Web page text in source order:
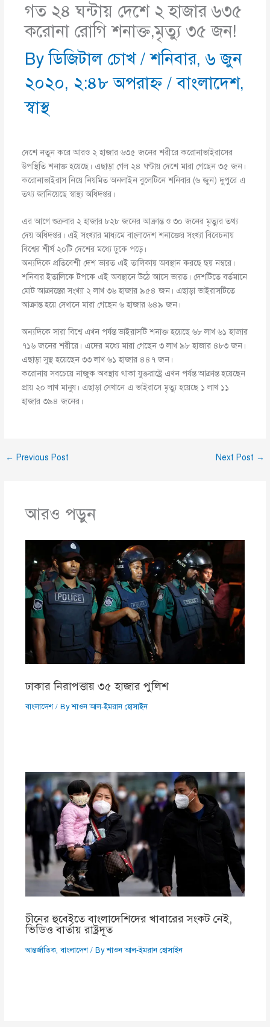
গত ২৪ ঘন্টায় দেশে ২ হাজার ৬৩৫
করোনা রোগি শনাক্ত,মৃত্যু ৩৫ জন!
Byডিজিটাল চোখ/শনিবার, ৬ জুন
২০২০, ২:৪৮ অপরাহ্ণ/বাংলাদেশ,
স্বাস্থ
দেশে নতুন করে আরও ২ হাজার ৬৩৫ জনের শরীরে করোনাভাইরাসের
উপস্থিতি শনাক্ত হয়েছে। এছাড়া গেল ২৪ ঘণ্টায় দেশে মারা গেছেন ৩৫ জন।
করোনাভাইরাস নিয়ে নিয়মিত অনলাইন বুলেটিনে শনিবার (৬ জুন) দুপুরে এ
তথ্য জানিয়েছে স্বাস্থ্য অধিদপ্তর।
এর আগে শুক্রবার ২ হাজার ৮২৮ জনের আক্রান্ত ও ৩০ জনের মৃত্যুর তথ্য
দেয় অধিদপ্তর। এই সংখ্যার মাধ্যমে বাংলাদেশ শনাক্তের সংখ্যা বিবেচনায়
বিশ্বের শীর্ষ ২০টি দেশের মধ্যে ঢুকে পড়ে।
অন্যদিকে প্রতিবেশী দেশ ভারত এই তালিকায় অবস্থান করছে ছয় নম্বরে।
শনিবার ইতালিকে টপকে এই অবস্থানে উঠে আসে ভারত। দেশটিতে বর্তমানে
মোট আক্রান্তের সংখ্যা ২ লাখ ৩৬ হাজার ৯৫৪ জন। এছাড়া ভাইরাসটিতে
আক্রান্ত হয়ে সেখানে মারা গেছেন ৬ হাজার ৬৪৯ জন।
অন্যদিকে সারা বিশ্বে এখন পর্যন্ত ভাইরাসটি শনাক্ত হয়েছে ৬৮ লাখ ৬১ হাজার
৭১৬ জনের শরীরে। এদের মধ্যে মারা গেছেন ৩ লাখ ৯৮ হাজার ৪৮৩ জন।
এছাড়া সুস্থ হয়েছেন ৩৩ লাখ ৬১ হাজার ৪৪৭ জন।
করোনায় সবচেয়ে নাজুক অবস্থায় থাকা যুক্তরাষ্ট্রে এখন পর্যন্ত আক্রান্ত হয়েছেন
প্রায় ২০ লাখ মানুষ। এছাড়া সেখানে এ ভাইরাসে মৃত্যু হয়েছে ১ লাখ ১১
হাজার ৩৯৪ জনের।
← Previous Post Next Post →
আরও পড়ুন
ঢাকার নিরাপত্তায় ৩৫ হাজার পুলিশ
বাংলাদেশ/ Byশাওন আল-ইমরান হোসাইন
চীনের হুবেইতে বাংলাদেশিদের খাবারের সংকট নেই,
ভিডিও বার্তায় রাষ্ট্রদূত
আন্তর্জাতিক,বাংলাদেশ/ Byশাওন আল-ইমরান হোসাইন